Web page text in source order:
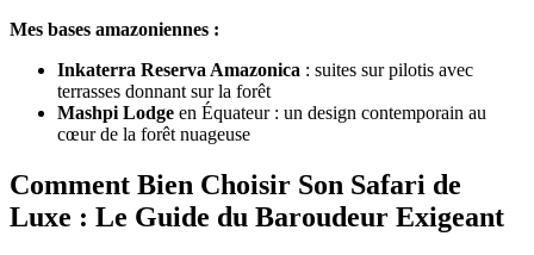
Mes bases amazoniennes :
Inkaterra Reserva Amazonica : suites sur pilotis avec
terrasses donnant sur la forêt
Mashpi Lodge en Équateur : un design contemporain au
cœur de la forêt nuageuse
Comment Bien Choisir Son Safari de
Luxe : Le Guide du Baroudeur Exigeant